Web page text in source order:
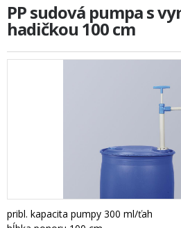
PP sudová pumpa s
hadičkou 100 cm
pribl. kapacita pumpy 300 ml/ťah